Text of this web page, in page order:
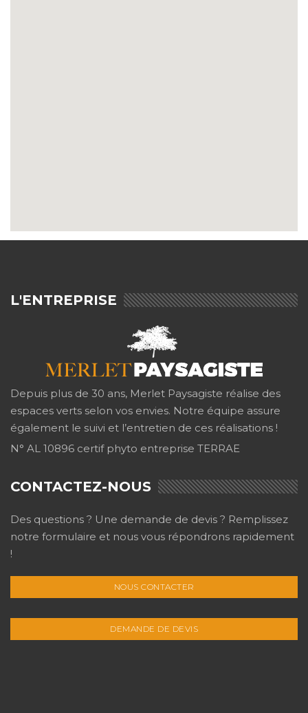
L'ENTREPRISE
Depuis plus de 30 ans, Merlet Paysagiste réalise des
espaces verts selon vos envies. Notre équipe assure
également le suivi et l’entretien de ces réalisations !
N° AL 10896 certif phyto entreprise TERRAE
CONTACTEZ-NOUS
Des questions ? Une demande de devis ? Remplissez
notre formulaire et nous vous répondrons rapidement
!
NOUS CONTACTER
DEMANDE DE DEVIS